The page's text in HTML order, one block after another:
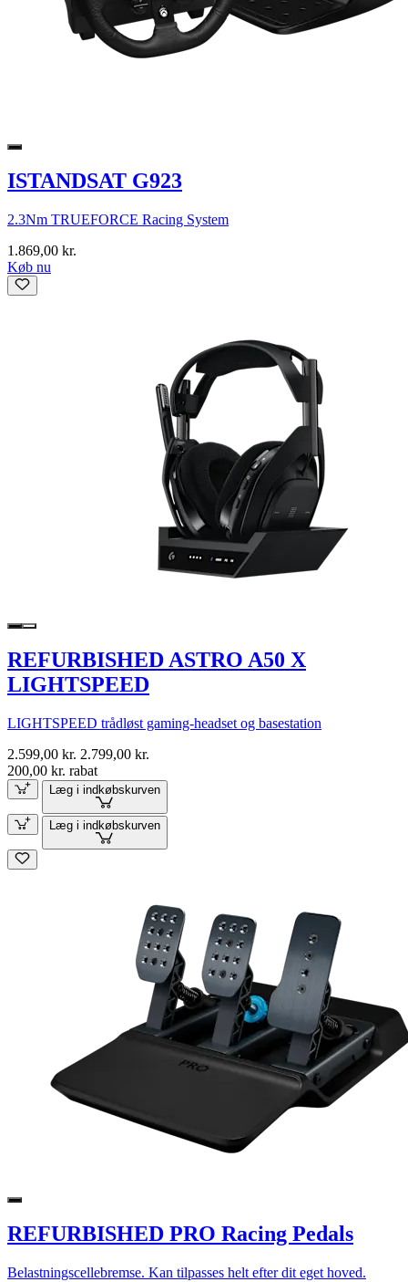
ISTANDSAT G923
2.3Nm TRUEFORCE Racing System
1.869,00 kr.
Køb nu
REFURBISHED ASTRO A50 X
LIGHTSPEED
LIGHTSPEED trådløst gaming-headset og basestation
2.599,00 kr. 2.799,00 kr.
200,00 kr. rabat
Læg i indkøbskurven
Læg i indkøbskurven
REFURBISHED PRO Racing Pedals
Belastningscellebremse. Kan tilpasses helt efter dit eget hoved.